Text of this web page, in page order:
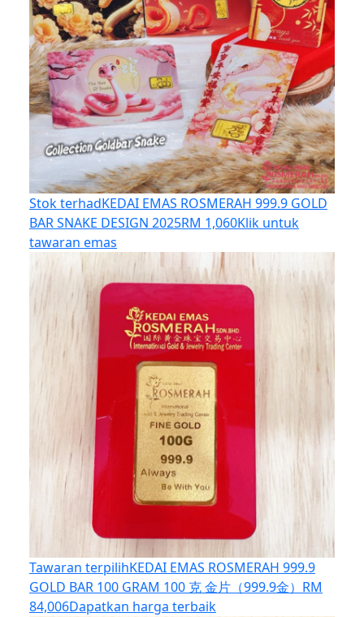
Stok terhadKEDAI EMAS ROSMERAH 999.9 GOLD
BAR SNAKE DESIGN 2025RM 1,060Klik untuk
tawaran emas
Tawaran terpilihKEDAI EMAS ROSMERAH 999.9
GOLD BAR 100 GRAM 100 克 金片（999.9金） RM
84,006Dapatkan harga terbaik